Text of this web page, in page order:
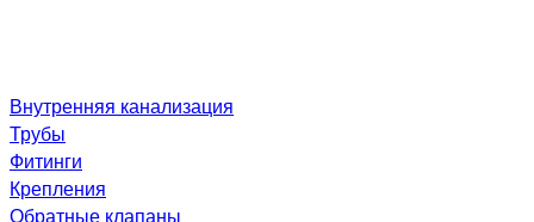
Внутренняя канализация
Трубы
Фитинги
Крепления
Обратные клапаны